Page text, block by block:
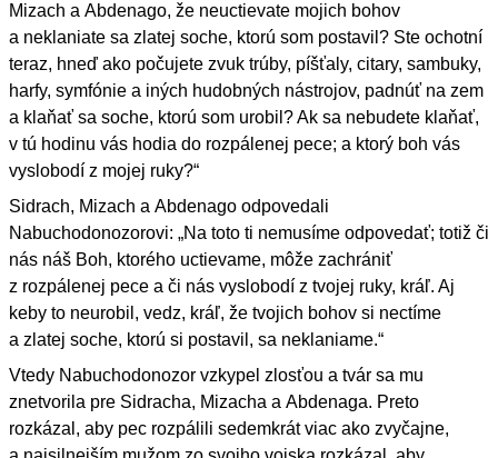
Mizach a Abdenago, že neuctievate mojich bohov
a neklaniate sa zlatej soche, ktorú som postavil? Ste ochotní
teraz, hneď ako počujete zvuk trúby, píšťaly, citary, sambuky,
harfy, symfónie a iných hudobných nástrojov, padnúť na zem
a klaňať sa soche, ktorú som urobil? Ak sa nebudete klaňať,
v tú hodinu vás hodia do rozpálenej pece; a ktorý boh vás
vyslobodí z mojej ruky?“
Sidrach, Mizach a Abdenago odpovedali
Nabuchodonozorovi: „Na toto ti nemusíme odpovedať; totiž či
nás náš Boh, ktorého uctievame, môže zachrániť
z rozpálenej pece a či nás vyslobodí z tvojej ruky, kráľ. Aj
keby to neurobil, vedz, kráľ, že tvojich bohov si nectíme
a zlatej soche, ktorú si postavil, sa neklaniame.“
Vtedy Nabuchodonozor vzkypel zlosťou a tvár sa mu
znetvorila pre Sidracha, Mizacha a Abdenaga. Preto
rozkázal, aby pec rozpálili sedemkrát viac ako zvyčajne,